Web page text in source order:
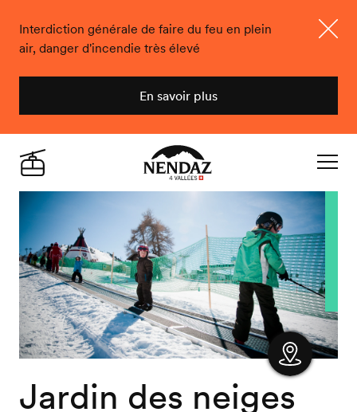
Interdiction générale de faire du feu en plein
air, danger d'incendie très élevé
En savoir plus
Nendaz
Live
Afficher
Jardin des neiges